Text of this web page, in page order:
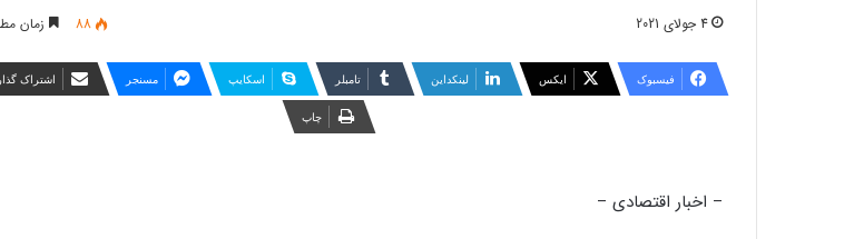
4 جولای 2021 88 زمان
فیسبوک ایکس لینکداین تامبلر اسکایپ مسنجر اشتراک
چاپ
– اخبار اقتصادی –